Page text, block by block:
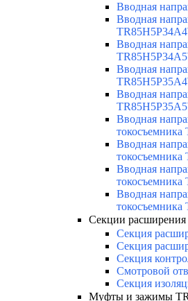
Вводная
Вводная
Вводная
Вводная
Вводная
Вводная
токосъемника
Вводная
токосъемника
Вводная
токосъемника
Вводная
токосъемника
Секции
Секция
Секция
Секция
Смотровой
Секция
Муфты и зажимы